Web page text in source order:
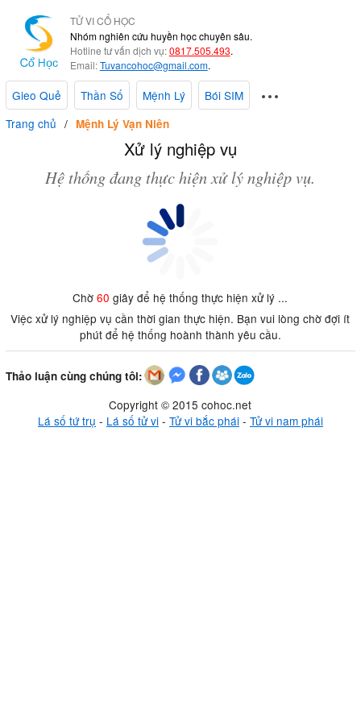
TỬ VI CỔ HỌC
Nhóm nghiên cứu huyền học chuyên sâu.
Hotline tư vấn dịch vụ:0817.505.493.
Email:Tuvancohoc@gmail.com.
Gieo Quẻ Thần Số Mệnh Lý
Bói SIM
Trang chủ
Mệnh Lý Vạn Niên
Xử lý nghiệp vụ
Hệ thống đang thực hiện xử lý nghiệp vụ.
Chờ60 giây để hệ thống thực hiện xử lý ...
Việc xử lý nghiệp vụ cần thời gian thực hiện. Bạn vui lòng chờ đợi ít
phút để hệ thống hoành thành yêu cầu.
Thảo luận cùng chúng tôi:
Copyright © 2015 cohoc.net
Lá số tứ trụ - Lá số tử vi- Tử vi bắc phái- Tử vi nam phái